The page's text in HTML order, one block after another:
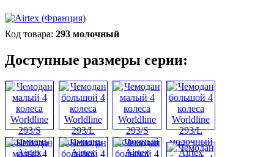
293 молочный
Доступные размеры серии: